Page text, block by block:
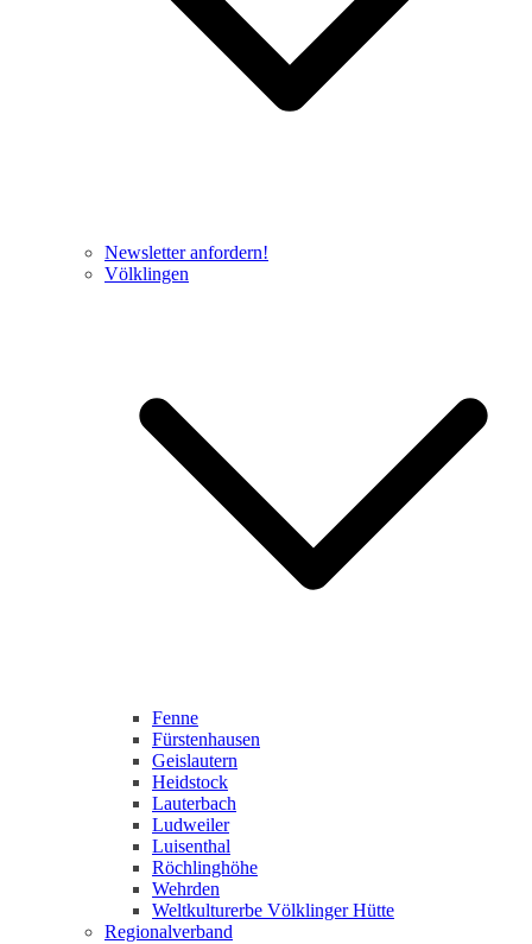
Newsletter anfordern!
Völklingen
Fenne
Fürstenhausen
Geislautern
Heidstock
Lauterbach
Ludweiler
Luisenthal
Röchlinghöhe
Wehrden
Weltkulturerbe Völklinger Hütte
Regionalverband